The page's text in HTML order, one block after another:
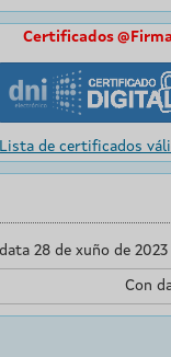
Certificados @Firma
Lista de certificados
28 de xuño de
Con